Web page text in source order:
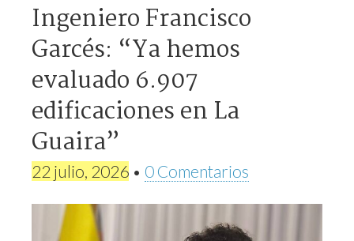
Ingeniero Francisco
Garcés: “Ya hemos
evaluado 6.907
edificaciones en La
Guaira”
22 julio, 2026 • 0 Comentarios